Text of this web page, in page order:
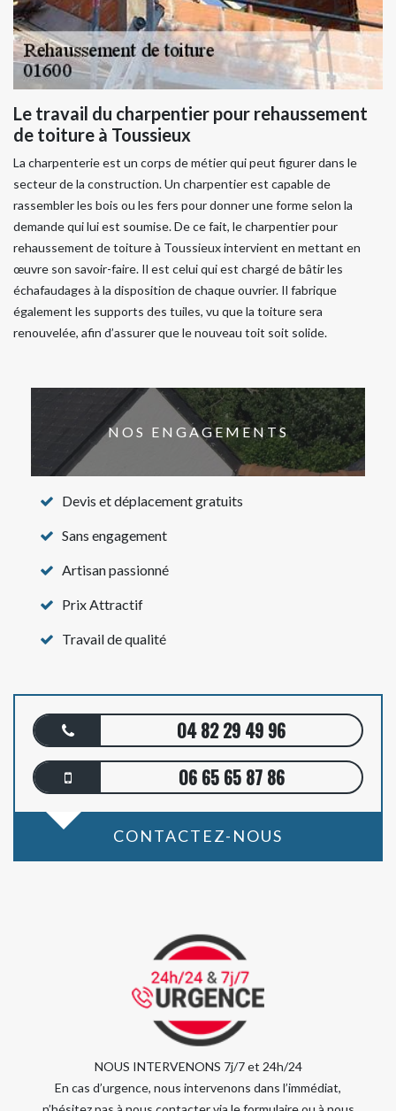
Le travail du charpentier pour rehaussement
de toiture à Toussieux
La charpenterie est un corps de métier qui peut figurer dans le
secteur de la construction. Un charpentier est capable de
rassembler les bois ou les fers pour donner une forme selon la
demande qui lui est soumise. De ce fait, le charpentier pour
rehaussement de toiture à Toussieux intervient en mettant en
œuvre son savoir-faire. Il est celui qui est chargé de bâtir les
échafaudages à la disposition de chaque ouvrier. Il fabrique
également les supports des tuiles, vu que la toiture sera
renouvelée, afin d’assurer que le nouveau toit soit solide.
NOS ENGAGEMENTS
Devis et déplacement gratuits
Sans engagement
Artisan passionné
Prix Attractif
Travail de qualité
04 82 29 49 96
06 65 65 87 86
CONTACTEZ-NOUS
NOUS INTERVENONS 7j/7 et 24h/24
En cas d’urgence, nous intervenons dans l’immédiat,